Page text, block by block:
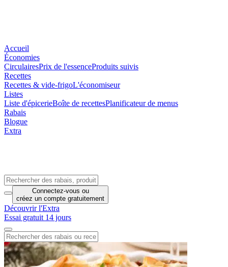
Accueil
Économies
CirculairesPrix de l'essenceProduits suivis
Recettes
Recettes & vide-frigoL'économiseur
Listes
Liste d'épicerieBoîte de recettesPlanificateur de menus
Rabais
Blogue
Extra
Connectez-vous ou
créez un compte gratuitement
Découvrir l'Extra
Essai gratuit 14 jours